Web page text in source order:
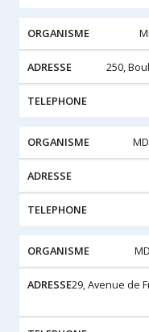
250,
29, Avenue de